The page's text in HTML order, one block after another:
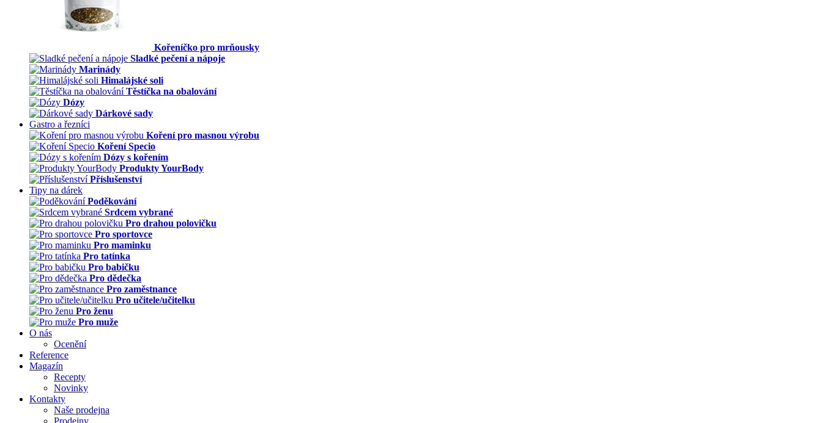
Kořeníčko pro mrňousky
Sladké pečení a nápoje
Marinády
Himalájské soli
Těstíčka na obalování
Dózy
Dárkové sady
Gastro a řezníci
Koření pro masnou výrobu
Koření Specio
Dózy s kořením
Produkty YourBody
Příslušenství
Tipy na dárek
Poděkování
Srdcem vybrané
Pro drahou polovičku
Pro sportovce
Pro maminku
Pro tatínka
Pro babičku
Pro dědečka
Pro zaměstnance
Pro učitele/učitelku
Pro ženu
Pro muže
O nás
Ocenění
Reference
Magazín
Recepty
Novinky
Kontakty
Naše prodejna
Prodejny